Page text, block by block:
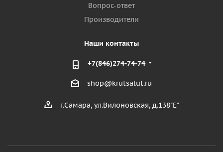
Вопрос-ответ
Производители
Наши контакты
+7(846)274-74-74
shop@krutsalut.ru
г.Самара, ул.Вилоновская, д.138"Е"